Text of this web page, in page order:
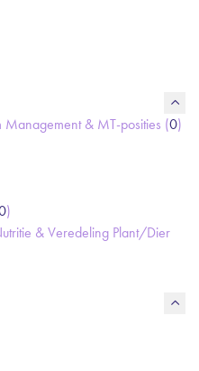
& MT-posities (0)
)
& Veredeling Plant/Dier